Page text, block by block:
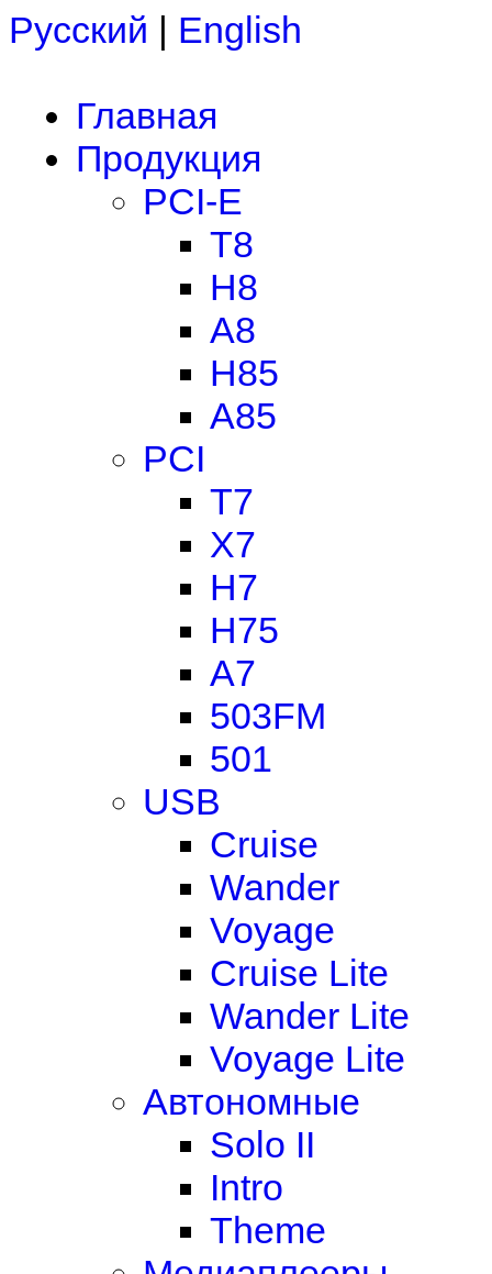
Русский | English
Главная
Продукция
PCI-E
T8
H8
A8
H85
A85
PCI
T7
X7
H7
H75
A7
503FM
501
USB
Cruise
Wander
Voyage
Cruise Lite
Wander Lite
Voyage Lite
Автономные
Solo II
Intro
Theme